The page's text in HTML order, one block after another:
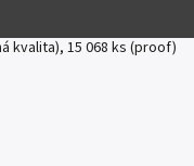
kvalita), 15 068 ks (proof)